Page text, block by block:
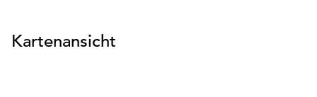
Kartenansicht